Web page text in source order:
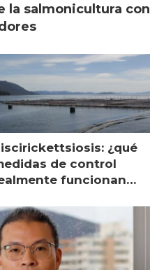
la salmonicultura con
¿qué
de control
funcionan